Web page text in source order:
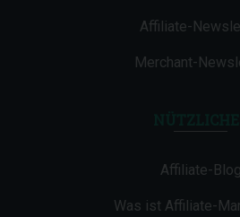
Affiliate-
Merchant-
Affiliate-Blog
Was ist Affiliate-